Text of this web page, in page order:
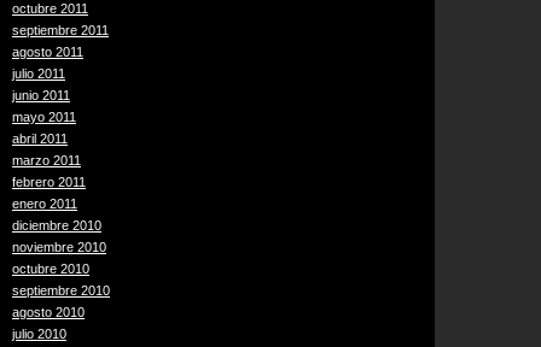
octubre 2011
septiembre 2011
agosto 2011
julio 2011
junio 2011
mayo 2011
abril 2011
marzo 2011
febrero 2011
enero 2011
diciembre 2010
noviembre 2010
octubre 2010
septiembre 2010
agosto 2010
julio 2010